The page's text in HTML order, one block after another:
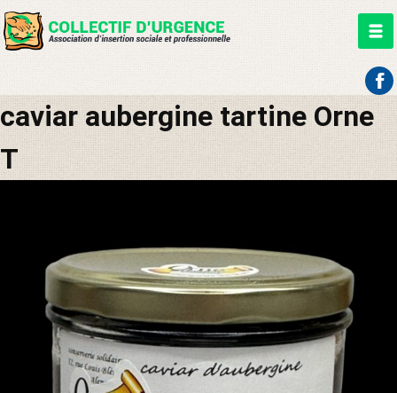
Aller
au
contenu
caviar aubergine tartine Orne
T